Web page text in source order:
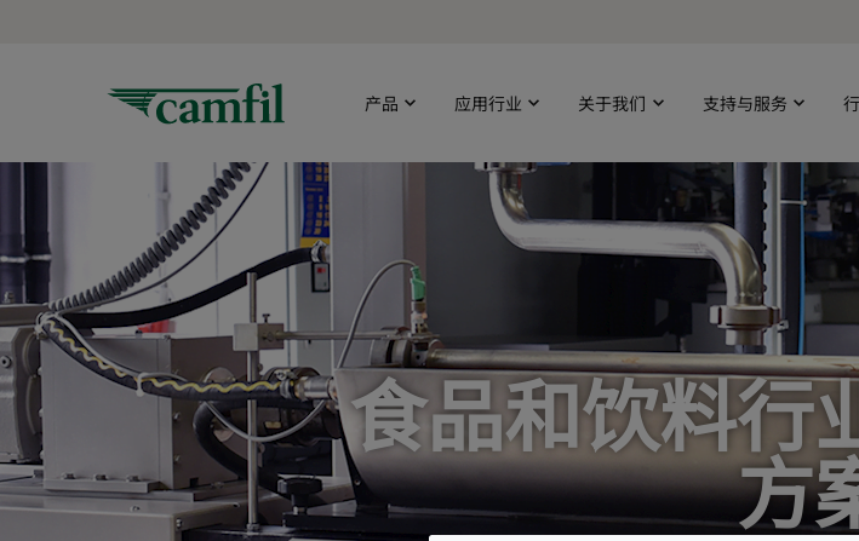
产品 应用行业 关于我们 支持与服务
食品和饮料行
方